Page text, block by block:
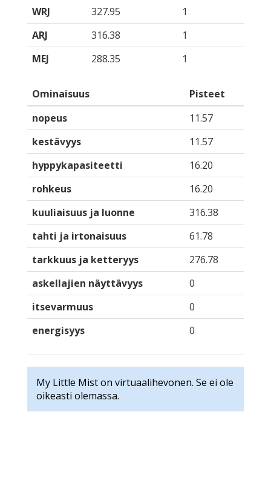
WRJ
327.95
1
ARJ
316.38
1
MEJ
288.35 1
Ominaisuus
Pisteet
nopeus
11.57
kestävyys
11.57
hyppykapasiteetti
16.20
rohkeus
16.20
kuuliaisuus ja luonne
316.38
tahti ja irtonaisuus
61.78
tarkkuus ja ketteryys
276.78
askellajien näyttävyys
0
itsevarmuus
0
energisyys
0
My Little Mist on virtuaalihevonen. Se ei ole
oikeasti olemassa.